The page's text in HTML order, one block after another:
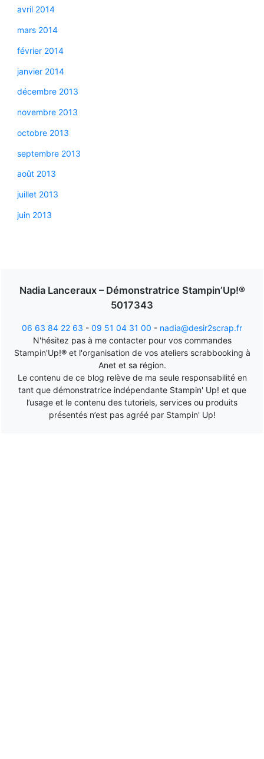
avril 2014
mars 2014
février 2014
janvier 2014
décembre 2013
novembre 2013
octobre 2013
septembre 2013
août 2013
juillet 2013
juin 2013
Nadia Lanceraux – Démonstratrice Stampin’Up!®
5017343
06 63 84 22 63 - 09 51 04 31 00 - nadia@desir2scrap.fr
N'hésitez pas à me contacter pour vos commandes
Stampin'Up!® et l'organisation de vos ateliers scrabbooking à
Anet et sa région.
Le contenu de ce blog relève de ma seule responsabilité en
tant que démonstratrice indépendante Stampin' Up! et que
l’usage et le contenu des tutoriels, services ou produits
présentés n’est pas agréé par Stampin' Up!